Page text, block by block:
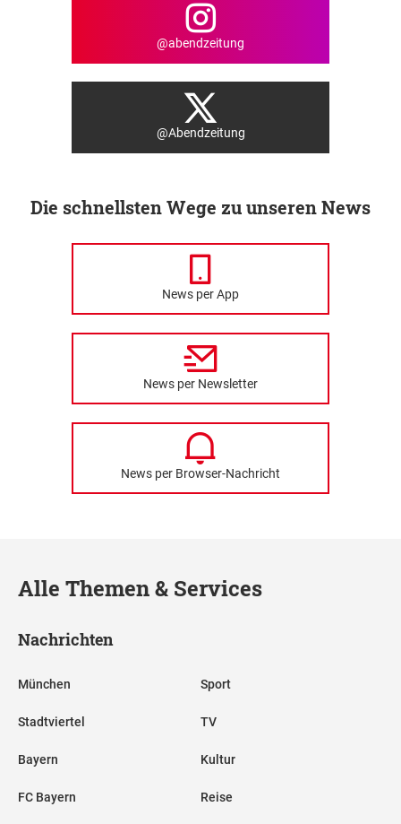
@abendzeitung
@Abendzeitung
Die schnellsten Wege zu unseren News
News per App
News per Newsletter
News per Browser-Nachricht
Alle Themen & Services
Nachrichten
München
Stadtviertel
Bayern
FC Bayern
Sport
TV
Kultur
Reise